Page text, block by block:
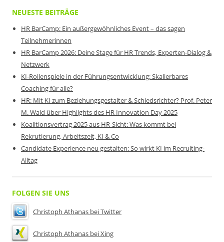
NEUESTE BEITRÄGE
HR BarCamp: Ein außergewöhnliches Event – das sagen
Teilnehmerinnen
HR BarCamp 2026: Deine Stage für HR Trends, Experten-Dialog &
Netzwerk
KI-Rollenspiele in der Führungsentwicklung: Skalierbares
Coaching für alle?
HR: Mit KI zum Beziehungsgestalter & Schiedsrichter? Prof. Peter
M. Wald über Highlights des HR Innovation Day 2025
Koalitionsvertrag 2025 aus HR-Sicht: Was kommt bei
Rekrutierung, Arbeitszeit, KI & Co
Candidate Experience neu gestalten: So wirkt KI im Recruiting-
Alltag
FOLGEN SIE UNS
Christoph Athanas bei Twitter
Christoph Athanas bei Xing